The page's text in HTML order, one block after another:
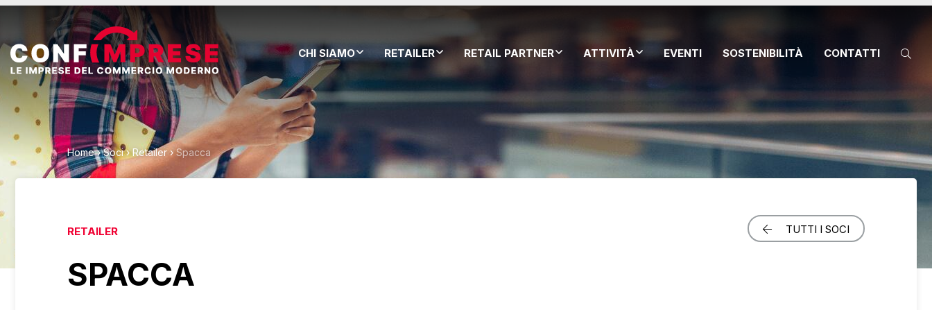
CHI SIAMO RETAILER RETAIL PARTNER ATTIVITÀ EVENTI SOSTENIBILITÀ CONTATTI
Home›Soci›Retailer›Spacca
TUTTI I SOCI
RETAILER
SPACCA